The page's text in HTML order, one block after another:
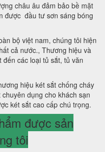
châu âu đảm bảo bề mặt
được đầu tư sơn sáng bóng
bộ việt nam, chúng tôi hiện
cả nước., Thương hiệu và
các loại tủ sắt, tủ văn
hiệu két sắt chống cháy
dụng cho khách sạn
két sắt cao cấp chú trọng.
được sản
tôi